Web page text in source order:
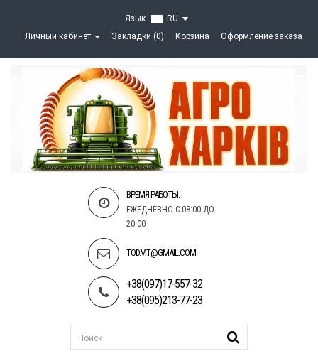
Язык
RU
Личный кабинет
Закладки (0) Корзина Оформление заказа
ВРЕМЯ РАБОТЫ:
ЕЖЕДНЕВНО С 08:00 ДО
20:00
TOD.VIT@GMAIL.COM
+38(097)17-557-32
+38(095)213-77-23